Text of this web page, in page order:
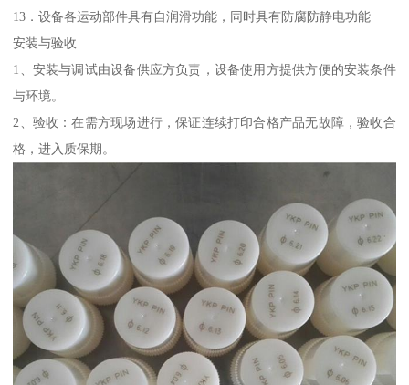
13．设备各运动部件具有自润滑功能，同时具有防腐防静电功能
安装与验收
1、安装与调试由设备供应方负责，设备使用方提供方便的安装条件
与环境。
2、验收：在需方现场进行，保证连续打印合格产品无故障，验收合
格，进入质保期。